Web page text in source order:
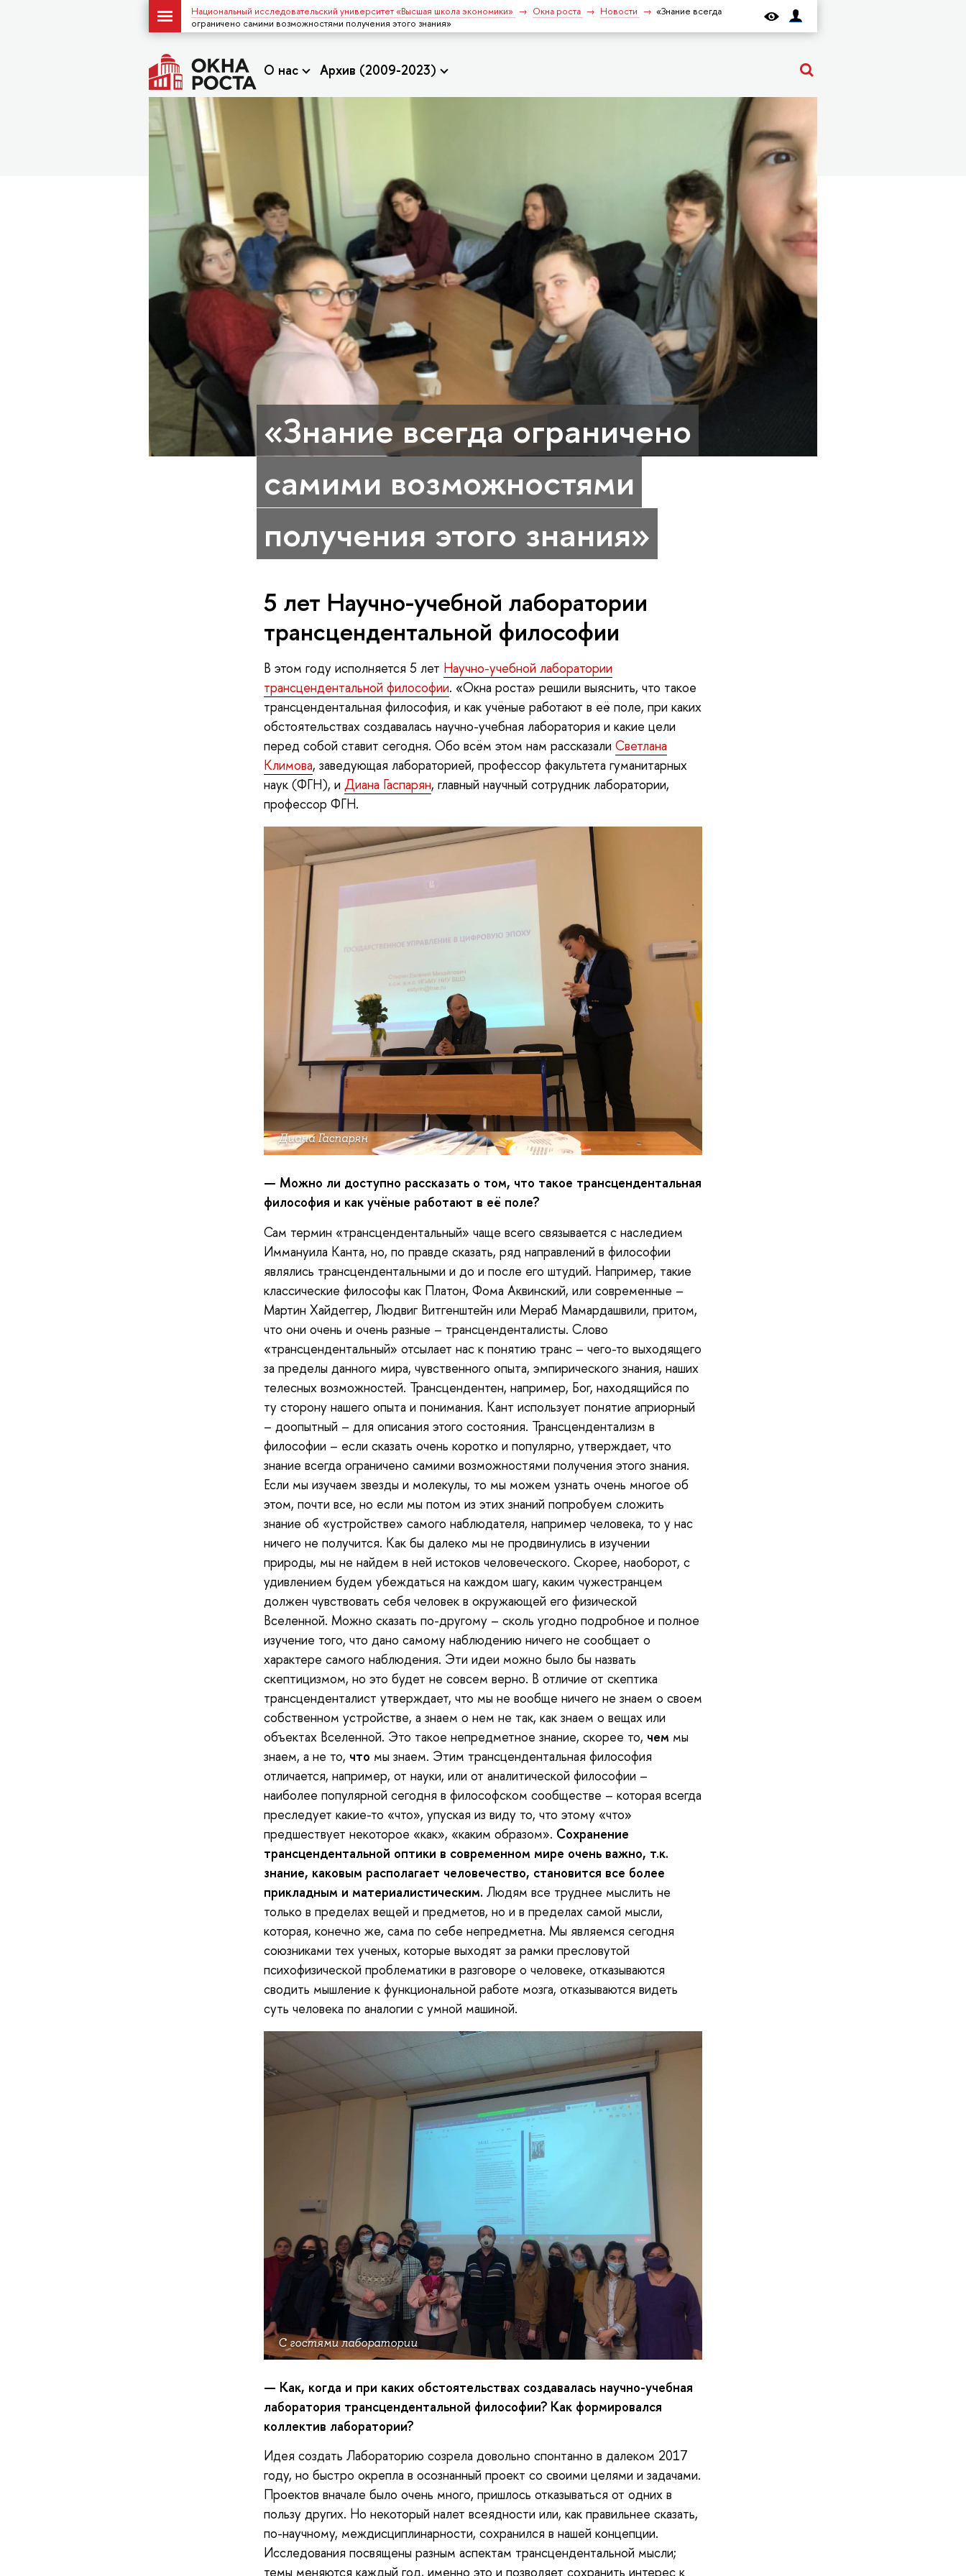
Национальный исследовательский университет «Высшая школа экономики» Окна роста Новости
«Знание всегда
ограничено самими возможностями получения этого знания»
О нас Архив (2009-2023)
«Знание всегда ограничено
самими возможностями
получения этого знания»
5 лет Научно-учебной лаборатории
трансцендентальной философии
В этом году исполняется 5 лет Научно-учебной лаборатории
трансцендентальной философии. «Окна роста» решили выяснить, что такое
трансцендентальная философия, и как учёные работают в её поле, при каких
обстоятельствах создавалась научно-учебная лаборатория и какие цели
перед собой ставит сегодня. Обо всём этом нам рассказали Светлана
Климова, заведующая лабораторией, профессор факультета гуманитарных
наук (ФГН), и Диана Гаспарян, главный научный сотрудник лаборатории,
профессор ФГН.
Диана Гаспарян
— Можно ли доступно рассказать о том, что такое трансцендентальная
философия и как учёные работают в её поле?
Сам термин «трансцендентальный» чаще всего связывается с наследием
Иммануила Канта, но, по правде сказать, ряд направлений в философии
являлись трансцендентальными и до и после его штудий. Например, такие
классические философы как Платон, Фома Аквинский, или современные –
Мартин Хайдеггер, Людвиг Витгенштейн или Мераб Мамардашвили, притом,
что они очень и очень разные – трансценденталисты. Слово
«трансцендентальный» отсылает нас к понятию транс – чего-то выходящего
за пределы данного мира, чувственного опыта, эмпирического знания, наших
телесных возможностей. Трансцендентен, например, Бог, находящийся по
ту сторону нашего опыта и понимания. Кант использует понятие априорный
– доопытный – для описания этого состояния. Трансцендентализм в
философии – если сказать очень коротко и популярно, утверждает, что
знание всегда ограничено самими возможностями получения этого знания.
Если мы изучаем звезды и молекулы, то мы можем узнать очень многое об
этом, почти все, но если мы потом из этих знаний попробуем сложить
знание об «устройстве» самого наблюдателя, например человека, то у нас
ничего не получится. Как бы далеко мы не продвинулись в изучении
природы, мы не найдем в ней истоков человеческого. Скорее, наоборот, с
удивлением будем убеждаться на каждом шагу, каким чужестранцем
должен чувствовать себя человек в окружающей его физической
Вселенной. Можно сказать по-другому – сколь угодно подробное и полное
изучение того, что дано самому наблюдению ничего не сообщает о
характере самого наблюдения. Эти идеи можно было бы назвать
скептицизмом, но это будет не совсем верно. В отличие от скептика
трансценденталист утверждает, что мы не вообще ничего не знаем о своем
собственном устройстве, а знаем о нем не так, как знаем о вещах или
объектах Вселенной. Это такое непредметное знание, скорее то, чем мы
знаем, а не то, что мы знаем. Этим трансцендентальная философия
отличается, например, от науки, или от аналитической философии –
наиболее популярной сегодня в философском сообществе – которая всегда
преследует какие-то «что», упуская из виду то, что этому «что»
предшествует некоторое «как», «каким образом». Сохранение
трансцендентальной оптики в современном мире очень важно, т.к.
знание, каковым располагает человечество, становится все более
прикладным и материалистическим. Людям все труднее мыслить не
только в пределах вещей и предметов, но и в пределах самой мысли,
которая, конечно же, сама по себе непредметна. Мы являемся сегодня
союзниками тех ученых, которые выходят за рамки пресловутой
психофизической проблематики в разговоре о человеке, отказываются
сводить мышление к функциональной работе мозга, отказываются видеть
суть человека по аналогии с умной машиной.
С гостями лаборатории
— Как, когда и при каких обстоятельствах создавалась научно-учебная
лаборатория трансцендентальной философии? Как формировался
коллектив лаборатории?
Идея создать Лабораторию созрела довольно спонтанно в далеком 2017
году, но быстро окрепла в осознанный проект со своими целями и задачами.
Проектов вначале было очень много, пришлось отказываться от одних в
пользу других. Но некоторый налет всеядности или, как правильнее сказать,
по-научному, междисциплинарности, сохранился в нашей концепции.
Исследования посвящены разным аспектам трансцендентальной мысли;
темы меняются каждый год, именно это и позволяет сохранить интерес к